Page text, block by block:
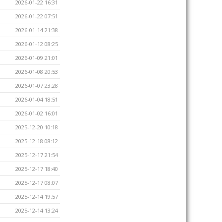
2026-01-22 16:31
2026-01-22 07:51
2026-01-14 21:38
2026-01-12 08:25
2026-01-09 21:01
2026-01-08 20:53
2026-01-07 23:28
2026-01-04 18:51
2026-01-02 16:01
2025-12-20 10:18
2025-12-18 08:12
2025-12-17 21:54
2025-12-17 18:40
2025-12-17 08:07
2025-12-14 19:57
2025-12-14 13:24